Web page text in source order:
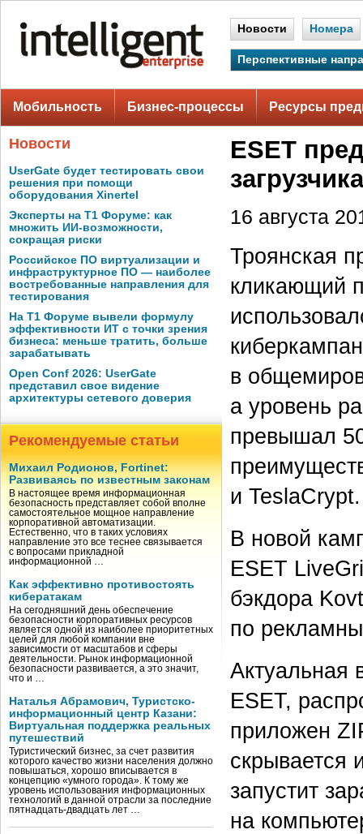
Новости Номера
Перспективные
Мобильность Бизнес-процессы Ресурсы
Новости
UserGate будет тестировать свои
решения при помощи
оборудования Xinertel
Эксперты на Т1 Форуме: как
множить ИИ-возможности,
сокращая риски
Российское ПО виртуализации и
инфраструктурное ПО — наиболее
востребованные направления для
тестирования
На Т1 Форуме вывели формулу
эффективности ИТ с точки зрения
бизнеса: меньше тратить, больше
зарабатывать
Open Conf 2026: UserGate
представил свое видение
архитектуры сетевого доверия
Рекомендуемые статьи
Михаил Родионов, Fortinet:
Развиваясь по известным законам
В настоящее время информационная
безопасность представляет собой вполне
самостоятельное мощное направление
корпоративной автоматизации.
Естественно, что в таких условиях
направление это все теснее связывается
с вопросами прикладной
информационной …
Как эффективно противостоять
кибератакам
На сегодняшний день обеспечение
безопасности корпоративных ресурсов
является одной из наиболее приоритетных
целей для любой компании вне
зависимости от масштабов и сферы
деятельности. Рынок информационной
безопасности развивается, а это значит,
что и …
Наталья Абрамович, Туристско-
информационный центр Казани:
Виртуальная поддержка реальных
путешествий
Туристический бизнес, за счет развития
которого качество жизни населения должно
повышаться, хорошо вписывается в
концепцию «умного города». К тому же
уровень использования информационных
технологий в данной отрасли за последние
пятнадцать-двадцать лет …
ESET
16 августа
Троянская
кликающий
в
а уровень
превышал
и TeslaCrypt.
В новой
ESET
бэкдора
по
Актуальная
ESET,
приложен
скрывается
запустит
на